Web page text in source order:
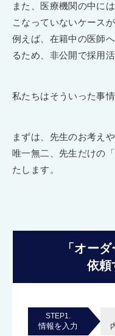
また、医療機関の中に
こなっていないケースが
例えば、在籍中の医師
るため、非公開で採用
私たちはそういった事
まずは、先生のお考え
唯一無二、先生だけの
たします。
「オー
依頼
STEP1.
情報を入力